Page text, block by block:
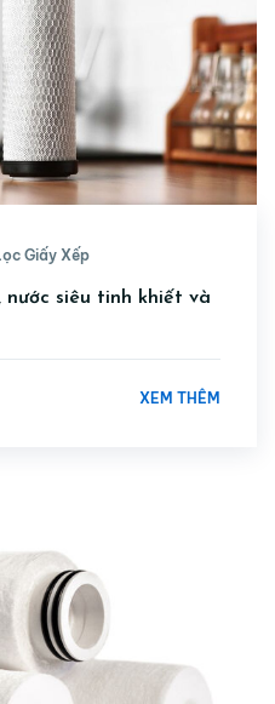
Giấy Xếp
nước siêu tinh khiết và
XEM THÊM